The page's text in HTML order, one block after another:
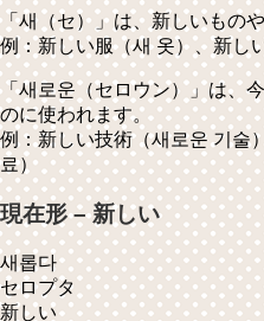
「새（セ）」は、新しいもの
例：新しい服（새 옷）、新し
「새로운（セロウン）」は、
のに使われます。
例：新しい技術（새로운 기술
료）
現在形 – 新しい
새롭다
セロプタ
新しい